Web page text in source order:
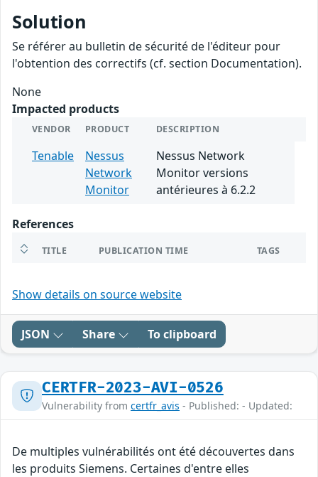
Solution
Se référer au bulletin de sécurité de l'éditeur pour
l'obtention des correctifs (cf. section Documentation).
None
Impacted products
VENDOR PRODUCT DESCRIPTION
Tenable
Nessus
Network
Monitor
Nessus Network
Monitor versions
antérieures à 6.2.2
References
TITLE PUBLICATION TIME TAGS
Show details on source website
JSON Share To clipboard
CERTFR-2023-AVI-0526
Vulnerability from certfr_avis - Published: - Updated:
De multiples vulnérabilités ont été découvertes dans
les produits Siemens. Certaines d'entre elles